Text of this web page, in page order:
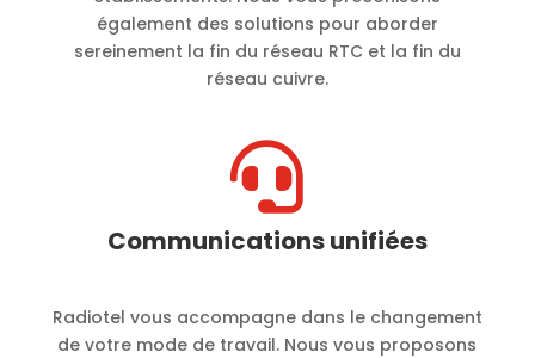
également des solutions pour aborder
sereinement la fin du réseau RTC et la fin du
réseau cuivre.

Communications unifiées
Radiotel vous accompagne dans le changement
de votre mode de travail. Nous vous proposons